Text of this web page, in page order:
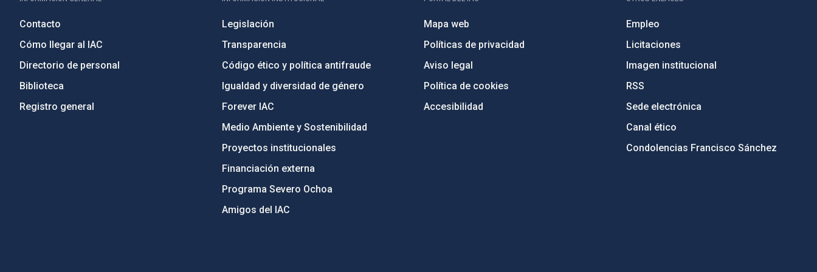
Contacto
Cómo llegar al IAC
Directorio de personal
Biblioteca
Registro general
Legislación
Transparencia
Código ético y política antifraude
Igualdad y diversidad de género
Forever IAC
Medio Ambiente y Sostenibilidad
Proyectos institucionales
Financiación externa
Programa Severo Ochoa
Amigos del IAC
Mapa web
Políticas de privacidad
Aviso legal
Política de cookies
Accesibilidad
Empleo
Licitaciones
Imagen institucional
RSS
Sede electrónica
Canal ético
Condolencias Francisco Sánchez